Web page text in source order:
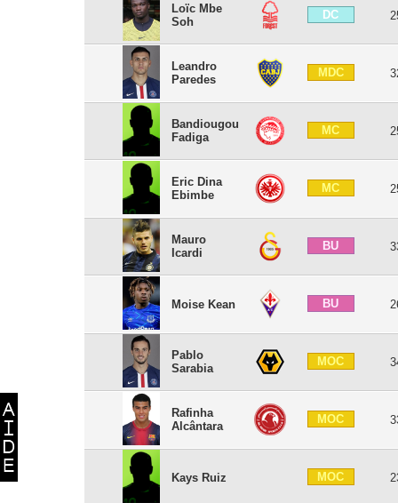
Loïc Mbe
Soh
DC
Leandro
Paredes
MDC
Bandiougou
Fadiga
MC
Eric Dina
Ebimbe
MC
Mauro
Icardi
BU
Moise Kean BU
Pablo
Sarabia
MOC
Rafinha
Alcântara
MOC
Kays Ruiz MOC